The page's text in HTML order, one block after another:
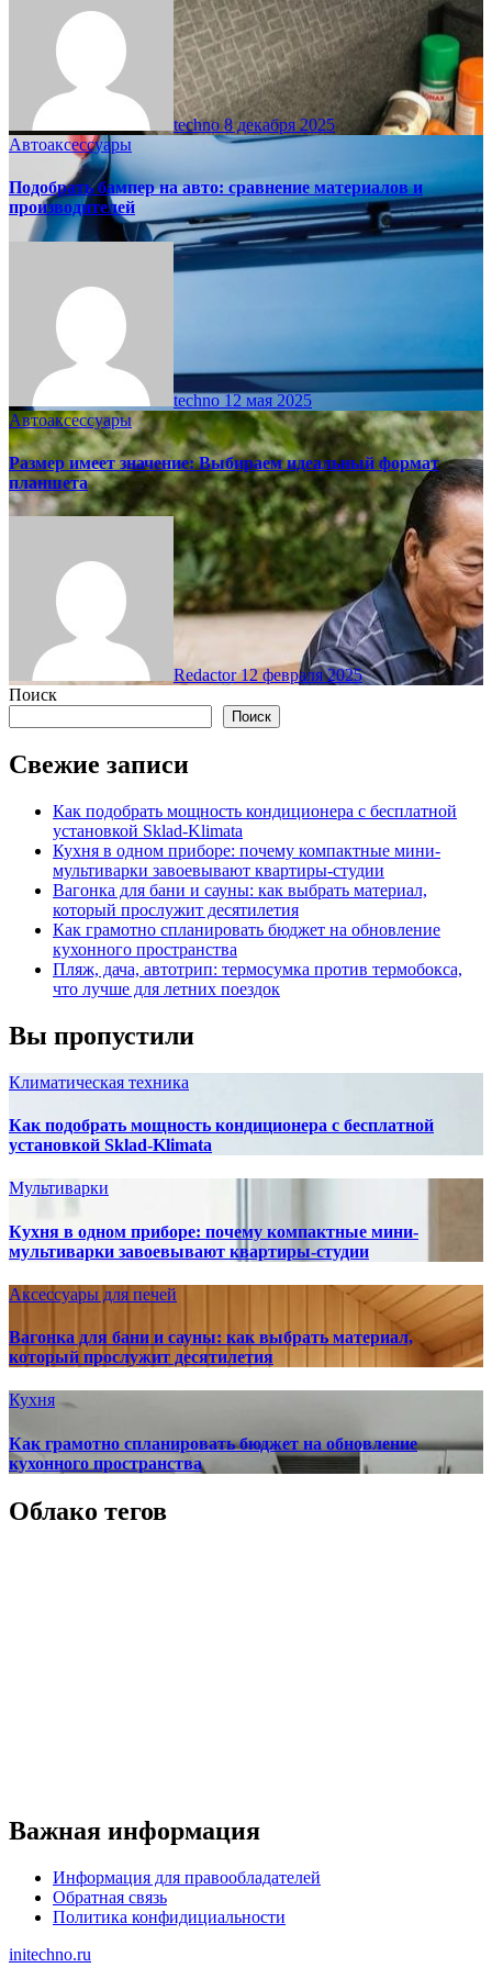
techno8 декабря 2025
Автоаксессуары
Подобрать бампер на авто: сравнение материалов и
производителей
techno12 мая 2025
Автоаксессуары
Размер имеет значение: Выбираем идеальный формат
планшета
Redactor12 февраля 2025
Поиск
Поиск
Свежие записи
Как подобрать мощность кондиционера с бесплатной
установкой Sklad-Klimata
Кухня в одном приборе: почему компактные мини-
мультиварки завоевывают квартиры-студии
Вагонка для бани и сауны: как выбрать материал,
который прослужит десятилетия
Как грамотно спланировать бюджет на обновление
кухонного пространства
Пляж, дача, автотрип: термосумка против термобокса,
что лучше для летних поездок
Вы пропустили
Климатическая техника
Как подобрать мощность кондиционера с бесплатной
установкой Sklad-Klimata
Мультиварки
Кухня в одном приборе: почему компактные мини-
мультиварки завоевывают квартиры-студии
Аксессуары для печей
Вагонка для бани и сауны: как выбрать материал,
который прослужит десятилетия
Кухня
Как грамотно спланировать бюджет на обновление
кухонного пространства
Облако тегов
Важная информация
Информация для правообладателей
Обратная связь
Политика конфидициальности
initechno.ru